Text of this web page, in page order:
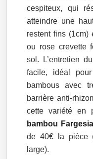
cespiteux, qui
atteindre une
restent fins (1cm)
ou rose crevette
sol. L’entretien
facile, idéal
bambous avec
barrière anti-
cette variété en
bambou
de 40€ la pièce
large).